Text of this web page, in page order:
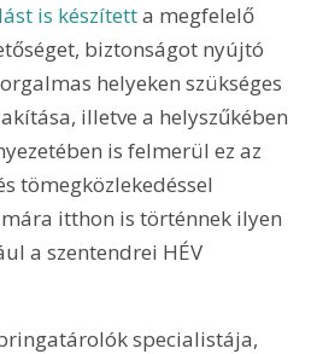
is készített a megfelelő
biztonságot nyújtó
helyeken szükséges
illetve a helyszűkében
is felmerül ez az
tömegközlekedéssel
itthon is történnek ilyen
a szentendrei HÉV
specialistája,